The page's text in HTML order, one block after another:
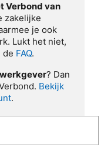
Verbond van
zakelijke
je ook
Lukt het niet,
de FAQ.
? Dan
Bekijk
.